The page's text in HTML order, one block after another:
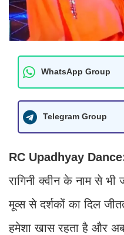
WhatsApp Group
Telegram Group
RC Upadhyay
रागिनी क्वीन के नाम से
मूव्स से दर्शकों का दिल
हमेशा खास रहता है और